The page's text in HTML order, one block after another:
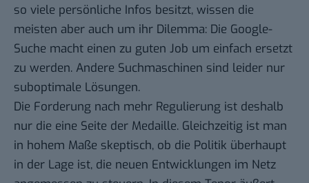
so viele persönliche Infos besitzt, wissen die
meisten aber auch um ihr Dilemma: Die Google-
Suche macht einen zu guten Job um einfach ersetzt
zu werden. Andere Suchmaschinen sind leider nur
suboptimale Lösungen.
Die Forderung nach mehr Regulierung ist deshalb
nur die eine Seite der Medaille. Gleichzeitig ist man
in hohem Maße skeptisch, ob die Politik überhaupt
in der Lage ist, die neuen Entwicklungen im Netz